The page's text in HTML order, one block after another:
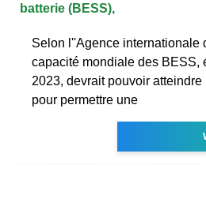
batterie (BESS),
Selon l''Agence internationale
capacité mondiale des BESS,
2023, devrait pouvoir
pour permettre une